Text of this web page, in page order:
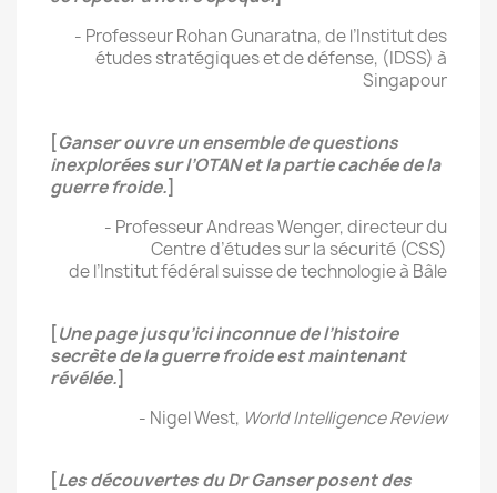
- Professeur Rohan Gunaratna, de l’Institut des
études stratégiques et de défense, (IDSS) à
Singapour
[Ganser ouvre un ensemble de questions
inexplorées sur l’OTAN et la partie cachée de la
guerre froide.]
- Professeur Andreas Wenger, directeur du
Centre d’études sur la sécurité (CSS)
de l’Institut fédéral suisse de technologie à Bâle
[Une page jusqu’ici inconnue de l’histoire
secrète de la guerre froide est maintenant
révélée.]
- Nigel West, World Intelligence Review
[Les découvertes du Dr Ganser posent des